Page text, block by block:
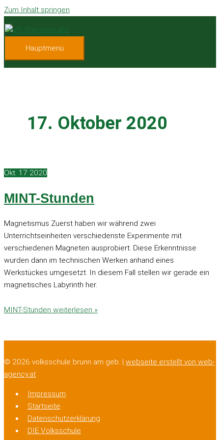
Zum Inhalt springen
Hauptmenü
17. Oktober 2020
Okt. 17 2020
MINT-Stunden
Magnetismus Zuerst haben wir während zwei
Unterrichtseinheiten verschiedenste Experimente mit
verschiedenen Magneten ausprobiert. Diese Erkenntnisse
wurden dann im technischen Werken anhand eines
Werkstückes umgesetzt. In diesem Fall stellen wir gerade ein
magnetisches Labyrinth her.
MINT-Stunden weiterlesen »
© 2026 volksschule brunn am geb. | webseite erstellt von web-
agency.at
Impressum
Startseite
Datenschutzerklärung
DIE Volksschule